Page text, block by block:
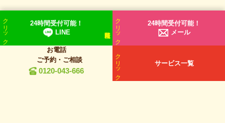
クリック
24時間受付可能！
LINE
クリック
24時間受付可能！
メール
クリック サービス一覧
お電話
ご予約・ご相談
0120-043-666